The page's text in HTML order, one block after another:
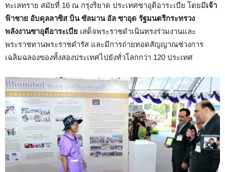
ทะเลทราย สมัยที่ 16 ณ กรุงริยาด ประเทศซาอุดิอาระเบีย โดยมีเจ้า
ฟ้าชาย อับดุลลาซิส บิน ซัลมาน อัล ซาอุด รัฐมนตรีกระทรวง
พลังงานซาอุดีอาระเบีย เสด็จพระราชดำเนินทรงร่วมงานและ
พระราชทานพระราชดำรัส และมีการถ่ายทอดสัญญาณช่วงการ
เฉลิมฉลองของทั้งสองประเทศไปยังทั่วโลกกว่า 120 ประเทศ